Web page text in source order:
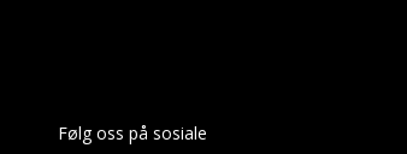
Følg oss på sosiale